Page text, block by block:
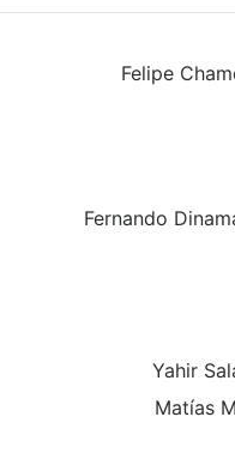
Felipe
Fernando
Yahir
Matías